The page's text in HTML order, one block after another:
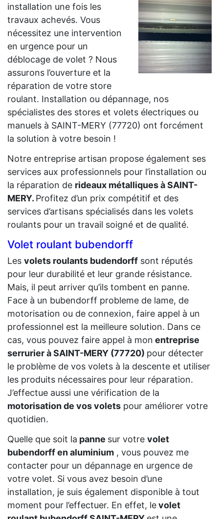
installation une fois les
travaux achevés. Vous
nécessitez une intervention
en urgence pour un
déblocage de volet ? Nous
assurons l’ouverture et la
réparation de votre store
roulant. Installation ou dépannage, nos
spécialistes des stores et volets électriques ou
manuels à SAINT-MERY (77720) ont forcément
la solution à votre besoin !
Notre entreprise artisan propose également ses
services aux professionnels pour l’installation ou
la réparation de rideaux métalliques à SAINT-
MERY. Profitez d’un prix compétitif et des
services d’artisans spécialisés dans les volets
roulants pour un travail soigné et de qualité.
Volet roulant bubendorff
Les volets roulants budendorff sont réputés
pour leur durabilité et leur grande résistance.
Mais, il peut arriver qu’ils tombent en panne.
Face à un bubendorff probleme de lame, de
motorisation ou de connexion, faire appel à un
professionnel est la meilleure solution. Dans ce
cas, vous pouvez faire appel à mon entreprise
serrurier à SAINT-MERY (77720) pour détecter
le problème de vos volets à la descente et utiliser
les produits nécessaires pour leur réparation.
J’effectue aussi une vérification de la
motorisation de vos volets pour améliorer votre
quotidien.
Quelle que soit la panne sur votre volet
bubendorff en aluminium , vous pouvez me
contacter pour un dépannage en urgence de
votre volet. Si vous avez besoin d’une
installation, je suis également disponible à tout
moment pour l’effectuer. En effet, levolet